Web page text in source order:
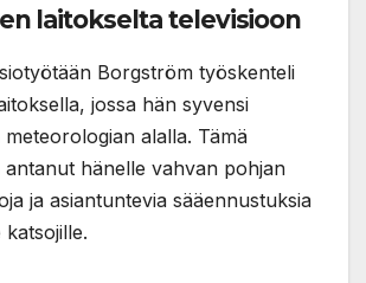
laitokselta televisioon
Borgström työskenteli
jossa hän syvensi
meteorologian alalla. Tämä
hänelle vahvan pohjan
ja asiantuntevia sääennustuksia
katsojille.